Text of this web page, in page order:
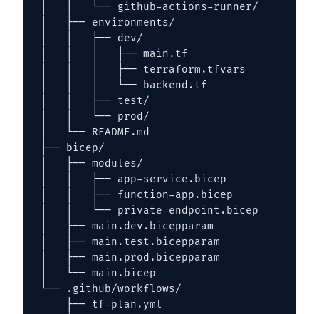
│   │   └── github-actions-runner/
│   ├── environments/
│   │   ├── dev/
│   │   │   ├── main.tf
│   │   │   ├── terraform.tfvars
│   │   │   └── backend.tf
│   │   ├── test/
│   │   └── prod/
│   └── README.md
├── bicep/
│   ├── modules/
│   │   ├── app-service.bicep
│   │   ├── function-app.bicep
│   │   └── private-endpoint.bicep
│   ├── main.dev.bicepparam
│   ├── main.test.bicepparam
│   ├── main.prod.bicepparam
│   └── main.bicep
└── .github/workflows/